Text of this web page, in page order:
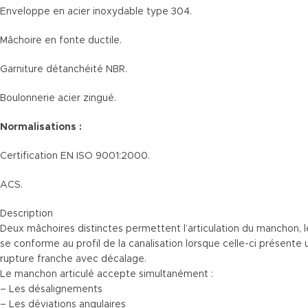
Enveloppe en acier inoxydable type 304.
Mâchoire en fonte ductile.
Garniture détanchéité NBR.
Boulonnerie acier zingué.
Normalisations :
Certification EN ISO 9001:2000.
ACS.
Description
Deux mâchoires distinctes permettent l’articulation du manchon,
se conforme au profil de la canalisation lorsque celle-ci présente
rupture franche avec décalage.
Le manchon articulé accepte simultanément :
– Les désalignements
– Les déviations angulaires